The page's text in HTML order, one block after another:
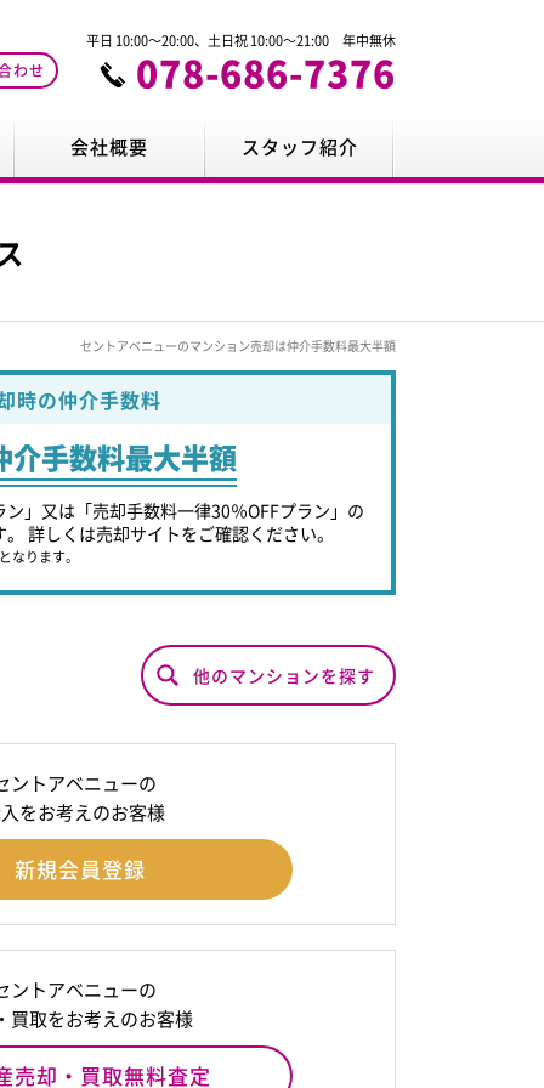
わせ
平日 10:00～20:00、土日祝 10:00～21:00 年中無休
078-686-7376
会社概要 スタッフ紹介
セントアベニューのマンション売却は仲介手数料最大半額
時の仲介手数料
介手数料最大半額
」又は「売却手数料一律30％OFFプラン」の
詳しくは売却サイトをご確認ください。
ります。
他のマンションを探す
ントアベニューの
をお考えのお客様
新規会員登録
ントアベニューの
買取をお考えのお客様
売却・買取無料査定